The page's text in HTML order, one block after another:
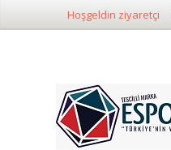
Hoşgeldin ziyaretçi